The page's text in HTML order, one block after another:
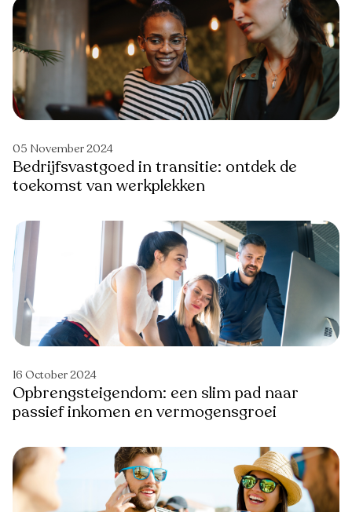
05 November 2024
Bedrijfsvastgoed in transitie: ontdek de
toekomst van werkplekken
16 October 2024
Opbrengsteigendom: een slim pad naar
passief inkomen en vermogensgroei